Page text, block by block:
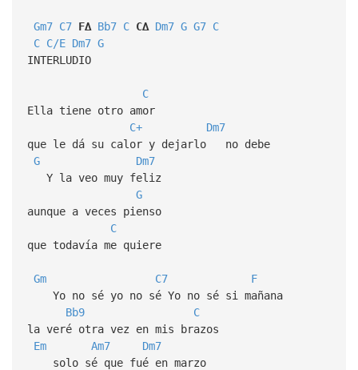
Gm7 C7 F∆ Bb7 C C∆ Dm7 G G7 C
C C/E Dm7 G
INTERLUDIO
C
Ella tiene otro amor
C+
Dm7
que le dá su calor y dejarlo no debe
G
Dm7
Y la veo muy feliz
G
aunque a veces pienso
C
que todavía me quiere
Gm C7
F
Yo no sé yo no sé Yo no sé si mañana
Bb9
C
la veré otra vez en mis brazos
Em
Am7
Dm7
solo sé que fué en marzo